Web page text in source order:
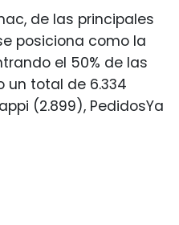
de las principales
posiciona como la
el 50% de las
un total de 6.334
(2.899), PedidosYa